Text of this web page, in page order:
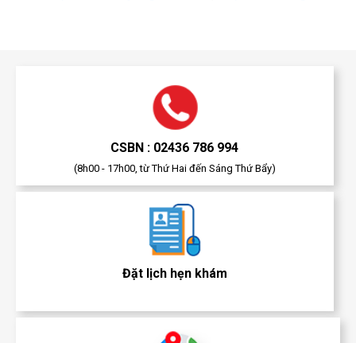
CSBN : 02436 786 994
(8h00 - 17h00, từ Thứ Hai đến Sáng Thứ Bẩy)
Đặt lịch hẹn khám